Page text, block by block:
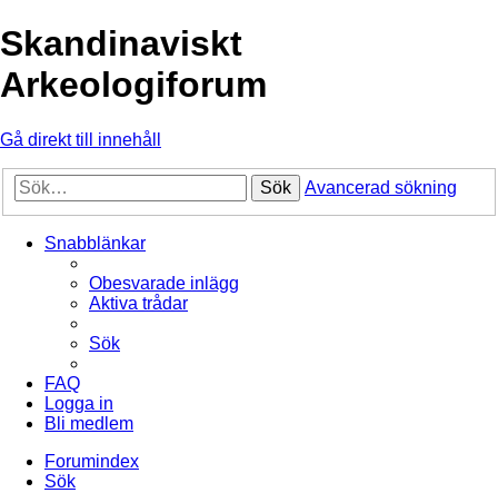
Skandinaviskt
Arkeologiforum
Gå direkt till innehåll
Sök Avancerad sökning
Snabblänkar
Obesvarade inlägg
Aktiva trådar
Sök
FAQ
Logga in
Bli medlem
Forumindex
Sök